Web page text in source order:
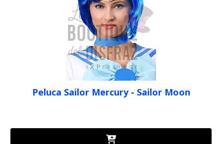
Peluca Sailor Mercury - Sailor Moon